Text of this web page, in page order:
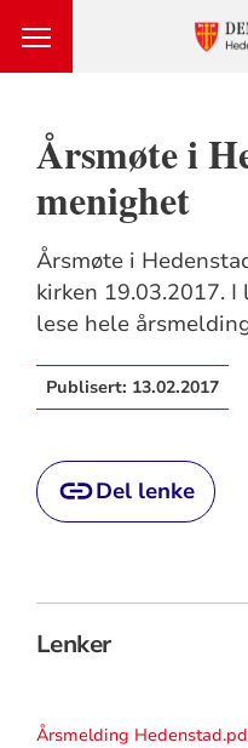
Årsmøte i
menighet
Årsmøte i
kirken 19.03.2017.
lese hele
Publisert: 13.02.2017
Del lenke
Lenker
Årsmelding